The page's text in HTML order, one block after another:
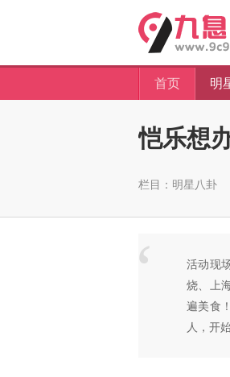
首页 明
恺乐想
栏目： 明星八卦
活动现
烧、上
遍美食
人，开